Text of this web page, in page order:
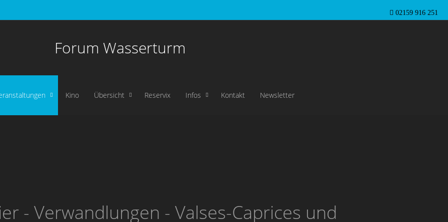
02159 916 251
Forum Wasserturm
Kino Übersicht Reservix Infos Kontakt Newsletter
- Verwandlungen - Valses-Caprices und